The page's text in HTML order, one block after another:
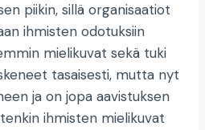
piikin, sillä organisaatiot
ihmisten odotuksiin
mielikuvat sekä tuki
tasaisesti, mutta nyt
ja on jopa aavistuksen
ihmisten mielikuvat